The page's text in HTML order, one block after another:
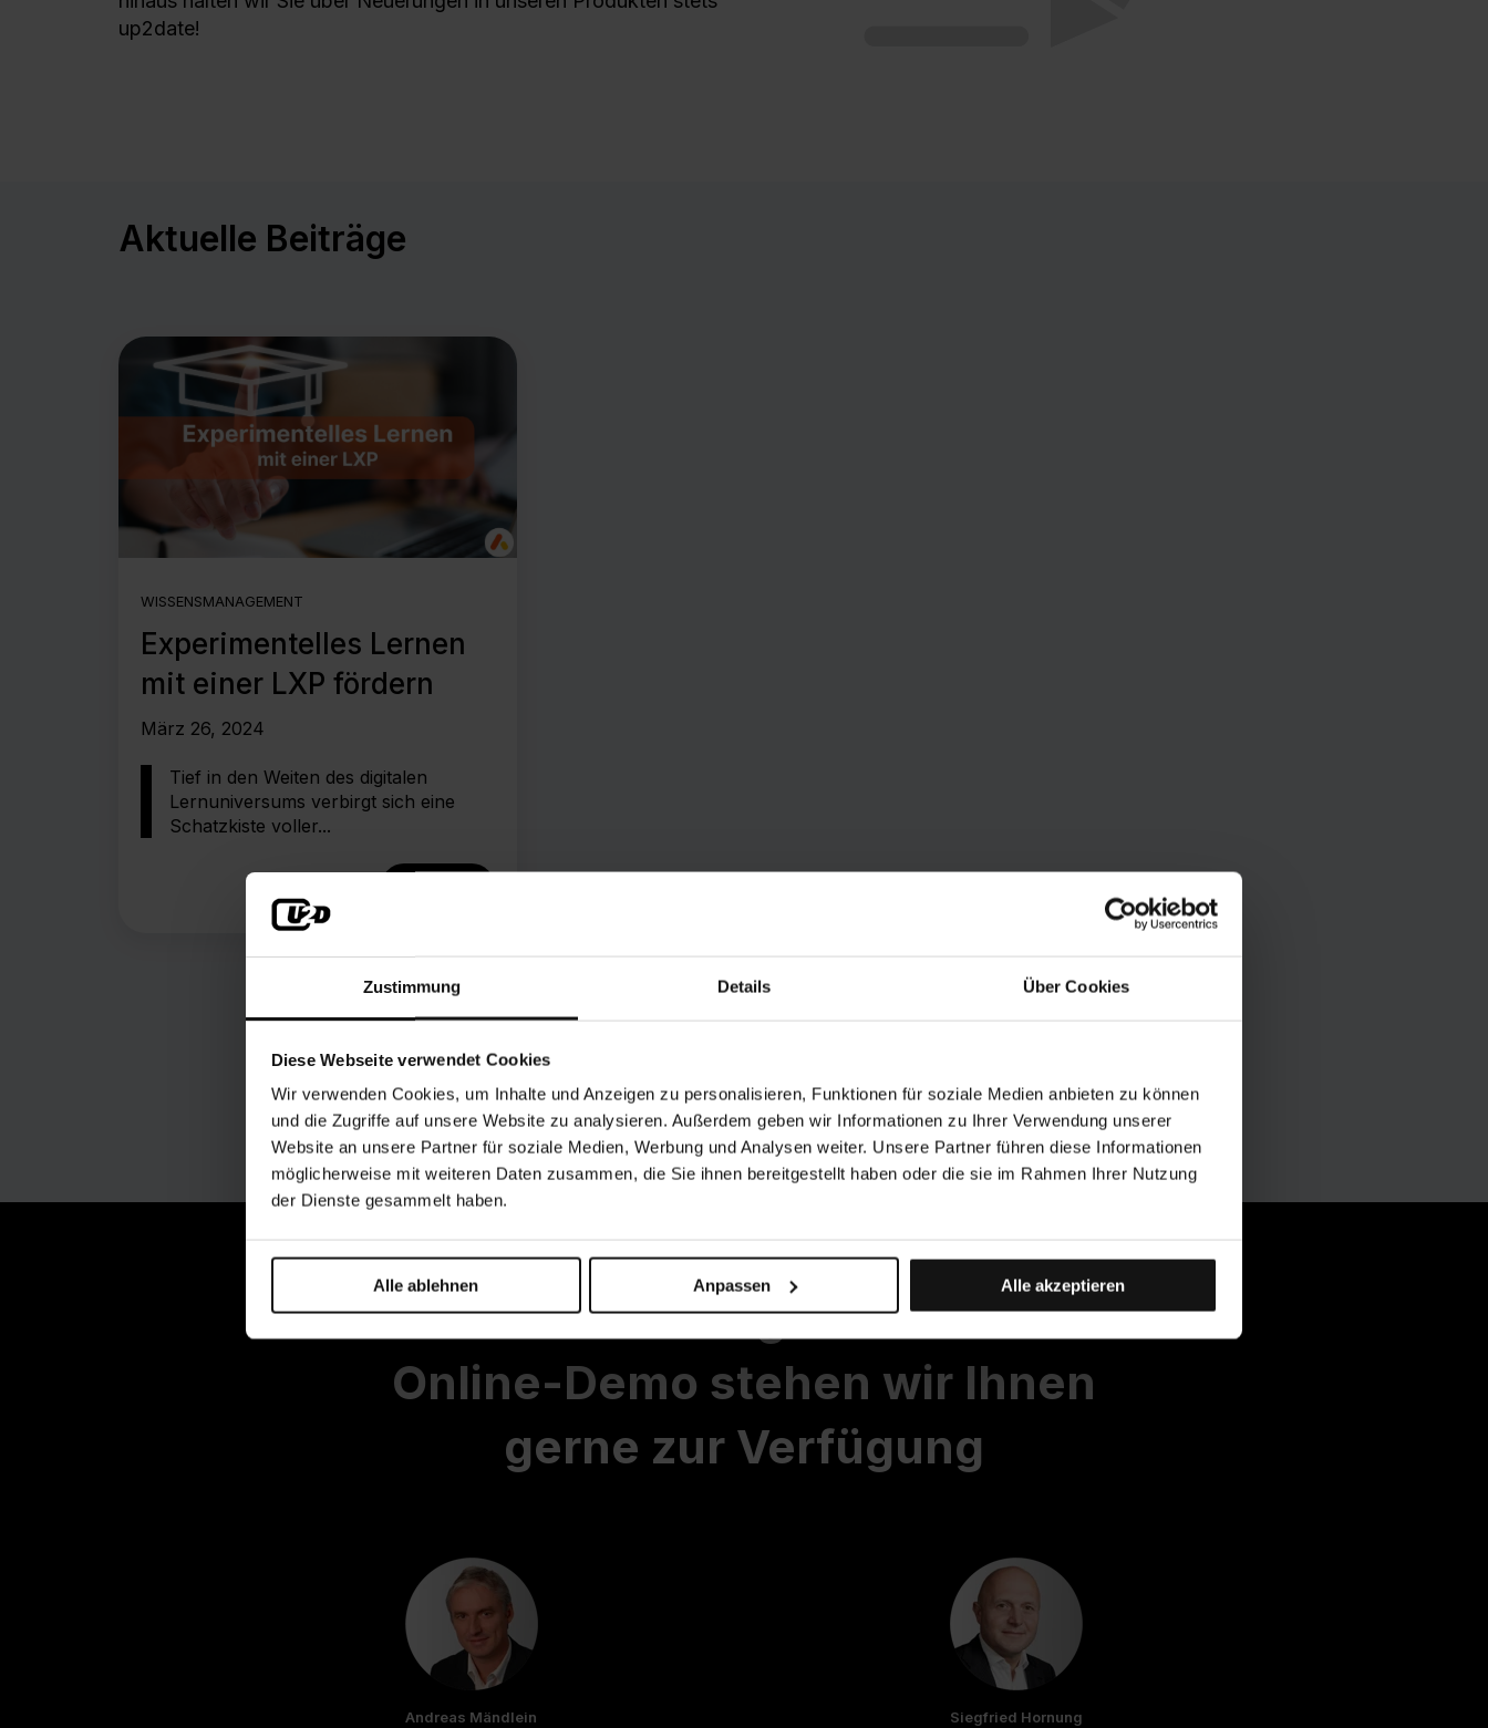
Zustimmung Details Über Cookies
Diese Webseite verwendet Cookies
Wir verwenden Cookies, um Inhalte und Anzeigen zu personalisieren, Funktionen für soziale Medien anbieten zu können
und die Zugriffe auf unsere Website zu analysieren. Außerdem geben wir Informationen zu Ihrer Verwendung unserer
Website an unsere Partner für soziale Medien, Werbung und Analysen weiter. Unsere Partner führen diese Informationen
möglicherweise mit weiteren Daten zusammen, die Sie ihnen bereitgestellt haben oder die sie im Rahmen Ihrer Nutzung
der Dienste gesammelt haben.
Alle ablehnen Anpassen Alle akzeptieren
up2date!
Aktuelle Beiträge
WISSENSMANAGEMENT
Experimentelles Lernen
mit einer LXP fördern
März 26, 2024
Tief in den Weiten des digitalen
Lernuniversums verbirgt sich eine
Schatzkiste voller...
Für weitere Fragen oder eine
Online-Demo stehen wir Ihnen
gerne zur Verfügung
Andreas Mändlein Siegfried Hornung